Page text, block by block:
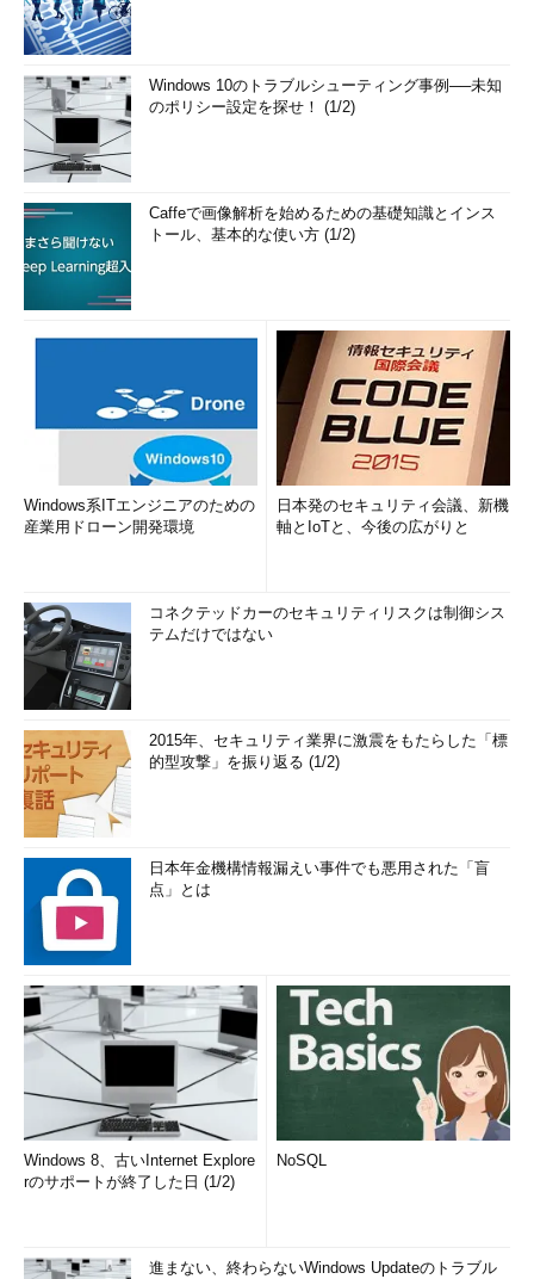
Windows 10のトラブルシューティング事例──未知
のポリシー設定を探せ！ (1/2)
Caffeで画像解析を始めるための基礎知識とインス
トール、基本的な使い方 (1/2)
Windows系ITエンジニアのための
産業用ドローン開発環境
日本発のセキュリティ会議、新機
軸とIoTと、今後の広がりと
コネクテッドカーのセキュリティリスクは制御シス
テムだけではない
2015年、セキュリティ業界に激震をもたらした「標
的型攻撃」を振り返る (1/2)
日本年金機構情報漏えい事件でも悪用された「盲
点」とは
Windows 8、古いInternet Explore
rのサポートが終了した日 (1/2)
NoSQL
進まない、終わらないWindows Updateのトラブル